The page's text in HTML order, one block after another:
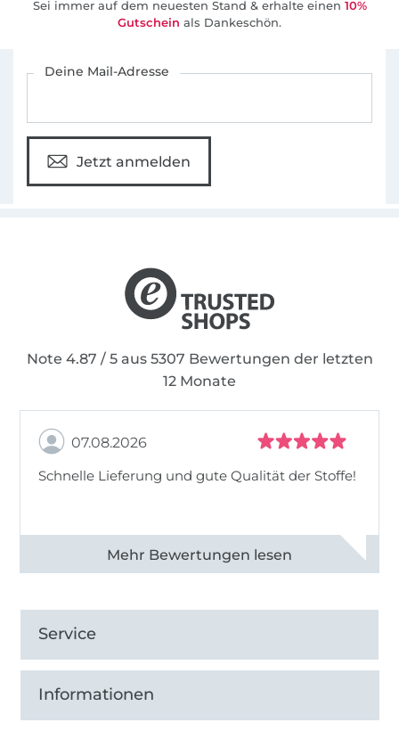
Sei immer auf dem neuesten Stand & erhalte einen 10%
Gutschein als Dankeschön.
Deine Mail-Adresse
Jetzt anmelden
Note 4.87 / 5 aus 5307 Bewertungen der letzten
12 Monate
07.08.2026
Schnelle Lieferung und gute Qualität der Stoffe!
Alle 82968 Bewertungen ansehen
Service
Informationen